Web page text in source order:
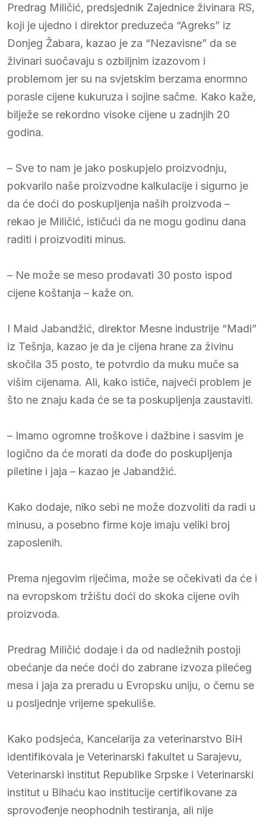
Predrag Miličić, predsjednik Zajednice živinara RS,
koji je ujedno i direktor preduzeća “Agreks” iz
Donjeg Žabara, kazao je za “Nezavisne” da se
živinari suočavaju s ozbiljnim izazovom i
problemom jer su na svjetskim berzama enormno
porasle cijene kukuruza i sojine sačme. Kako kaže,
bilježe se rekordno visoke cijene u zadnjih 20
godina.
– Sve to nam je jako poskupjelo proizvodnju,
pokvarilo naše proizvodne kalkulacije i sigurno je
da će doći do poskupljenja naših proizvoda –
rekao je Miličić, ističući da ne mogu godinu dana
raditi i proizvoditi minus.
– Ne može se meso prodavati 30 posto ispod
cijene koštanja – kaže on.
I Maid Jabandžić, direktor Mesne industrije “Madi”
iz Tešnja, kazao je da je cijena hrane za živinu
skočila 35 posto, te potvrdio da muku muče sa
višim cijenama. Ali, kako ističe, najveći problem je
što ne znaju kada će se ta poskupljenja zaustaviti.
– Imamo ogromne troškove i dažbine i sasvim je
logično da će morati da dođe do poskupljenja
piletine i jaja – kazao je Jabandžić.
Kako dodaje, niko sebi ne može dozvoliti da radi u
minusu, a posebno firme koje imaju veliki broj
zaposlenih.
Prema njegovim riječima, može se očekivati da će i
na evropskom tržištu doći do skoka cijene ovih
proizvoda.
Predrag Miličić dodaje i da od nadležnih postoji
obećanje da neće doći do zabrane izvoza pilećeg
mesa i jaja za preradu u Evropsku uniju, o čemu se
u posljednje vrijeme spekuliše.
Kako podsjeća, Kancelarija za veterinarstvo BiH
identifikovala je Veterinarski fakultet u Sarajevu,
Veterinarski institut Republike Srpske i Veterinarski
institut u Bihaću kao institucije certifikovane za
sprovođenje neophodnih testiranja, ali nije